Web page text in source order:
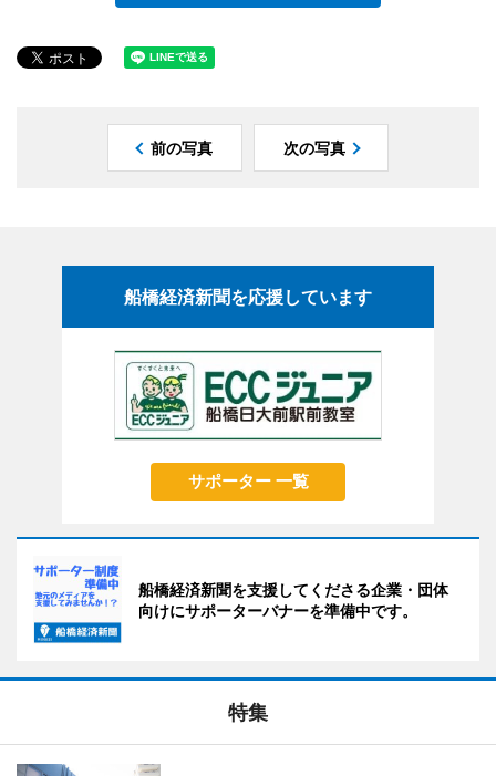
前の写真 次の写真
船橋経済新聞を応援しています
サポーター 一覧
船橋経済新聞を支援してくださる企業・団体
向けにサポーターバナーを準備中です。
特集